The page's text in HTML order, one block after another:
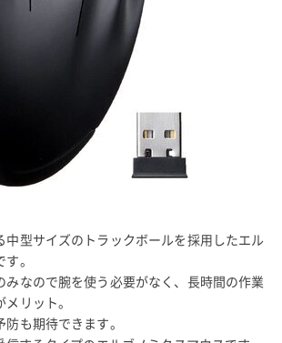
中型サイズのトラックボールを採用したエル
。
みなので腕を使う必要がなく、長時間の作業
リット。
も期待できます。